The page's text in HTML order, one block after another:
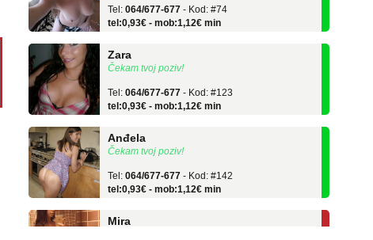
tel:0,93€ - mob:1,12€ min
Čekam tvoj poziv!
064/677-677
tel:0,93€ - mob:1,12€ min
Čekam tvoj poziv!
064/677-677
tel:0,93€ - mob:1,12€ min
Razgovaram :)